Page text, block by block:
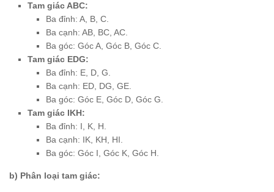
Tam giác ABC:
Ba đỉnh: A, B, C.
Ba cạnh: AB, BC, AC.
Ba góc: Góc A, Góc B, Góc C.
Tam giác EDG:
Ba đỉnh: E, D, G.
Ba cạnh: ED, DG, GE.
Ba góc: Góc E, Góc D, Góc G.
Tam giác IKH:
Ba đỉnh: I, K, H.
Ba cạnh: IK, KH, HI.
Ba góc: Góc I, Góc K, Góc H.
b) Phân loại tam giác: